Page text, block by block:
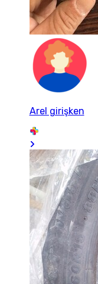
Arel girişken